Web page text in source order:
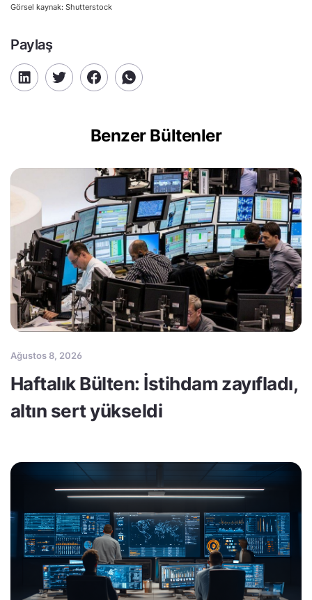
Görsel kaynak: Shutterstock
Paylaş
Benzer Bültenler
Ağustos 8, 2026
Haftalık Bülten: İstihdam zayıfladı,
altın sert yükseldi